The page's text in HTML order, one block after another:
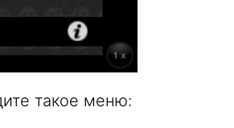
такое меню: